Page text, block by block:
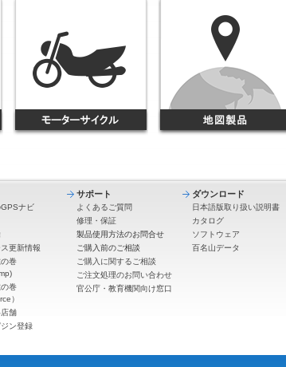
ナビ
更新情報
巻
巻
）
舗
ジン登録
サポート
よくあるご質問
修理・保証
製品使用方法のお問合せ
ご購入前のご相談
ご購入に関するご相談
ご注文処理のお問い合わせ
官公庁・教育機関向け窓口
ダウンロード
日本語版取り扱い説明書
カタログ
ソフトウェア
百名山データ